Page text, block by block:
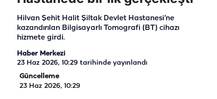
Hilvan Şehit Halit Şiltak Devlet Hastanesi’ne
kazandırılan Bilgisayarlı Tomografi (BT) cihazı
hizmete girdi.
Haber Merkezi
23 Haz 2026, 10:29 tarihinde yayınlandı
Güncelleme
23 Haz 2026, 10:29